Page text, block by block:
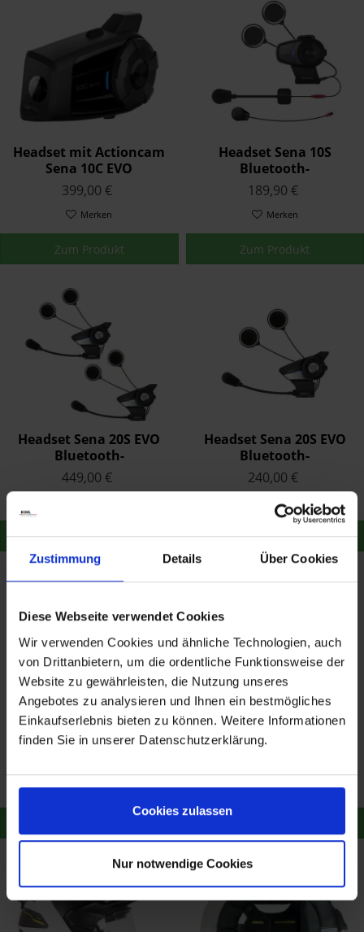
Zustimmung Details Über Cookies
Diese Webseite verwendet Cookies
Wir verwenden Cookies und ähnliche Technologien, auch
von Drittanbietern, um die ordentliche Funktionsweise der
Website zu gewährleisten, die Nutzung unseres
Angebotes zu analysieren und Ihnen ein bestmögliches
Einkaufserlebnis bieten zu können. Weitere Informationen
finden Sie in unserer Datenschutzerklärung.
Cookies zulassen
Nur notwendige Cookies
Headset mit Actioncam
Sena 10C EVO
399,00 €
Merken
Zum Produkt
Headset Sena 10S
Bluetooth-
Kommunikationssystem
189,90 €
Merken
Zum Produkt
Headset Sena 20S EVO
Bluetooth-
Kommunikationssystem
(Duo-Set)
449,00 €
Zum Produkt
Headset Sena 20S EVO
Bluetooth-
Kommunikationssystem
240,00 €
Merken
Zum Produkt
Headset Sena 3S
Bluetooth-
und Freisprechanlage
Merken
Aventuro Traveller,
black, ECE
Merken
- 2,90 €